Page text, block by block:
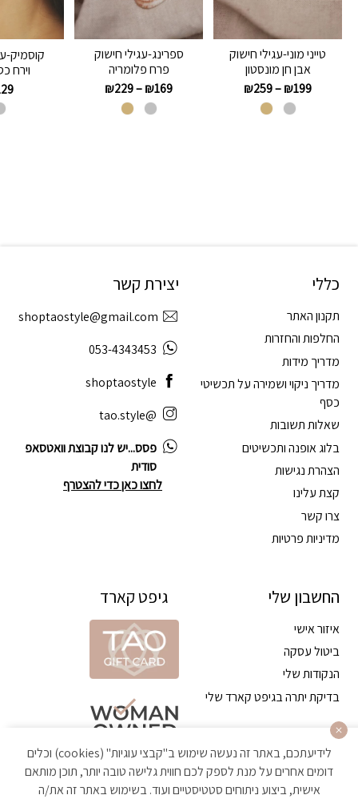
טייני מוני-עגילי חישוק
אבן חן מונסטון
₪199
–
₪259
ספרינג-עגילי חישוק
פרח פלומריה
₪169
–
₪229
קוסמיק-
וירח
כללי
תקנון האתר
החלפות והחזרות
מדריך מידות
מדריך ניקוי ושמירה על תכשיטי
כסף
שאלות תשובות
בלוג אופנה ותכשיטים
הצהרת נגישות
קצת עלינו
צרו קשר
מדיניות פרטיות
החשבון שלי
איזור אישי
ביטול עסקה
הנקודות שלי
בדיקת יתרה בגיפט קארד שלי
יצירת קשר
shoptaostyle@gmail.com
053-4343453
shoptaostyle
@tao.style
פסס...יש לנו קבוצת וואטסאפ
סודית
לחצו כאן כדי להצטרף
גיפט קארד
לידיעתכם, באתר זה נעשה שימוש ב"קבצי עוגיות" (cookies) וכלים
דומים אחרים על מנת לספק לכם חווית גלישה טובה יותר, תוכן מותאם
אישית, ביצוע ניתוחים סטטיסטיים ועוד. בשימוש באתר זה את/ה